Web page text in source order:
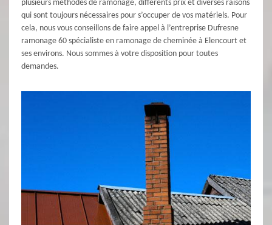
plusieurs méthodes de ramonage, différents prix et diverses raisons
qui sont toujours nécessaires pour s’occuper de vos matériels. Pour
cela, nous vous conseillons de faire appel à l’entreprise Dufresne
ramonage 60 spécialiste en ramonage de cheminée à Elencourt et
ses environs. Nous sommes à votre disposition pour toutes
demandes.